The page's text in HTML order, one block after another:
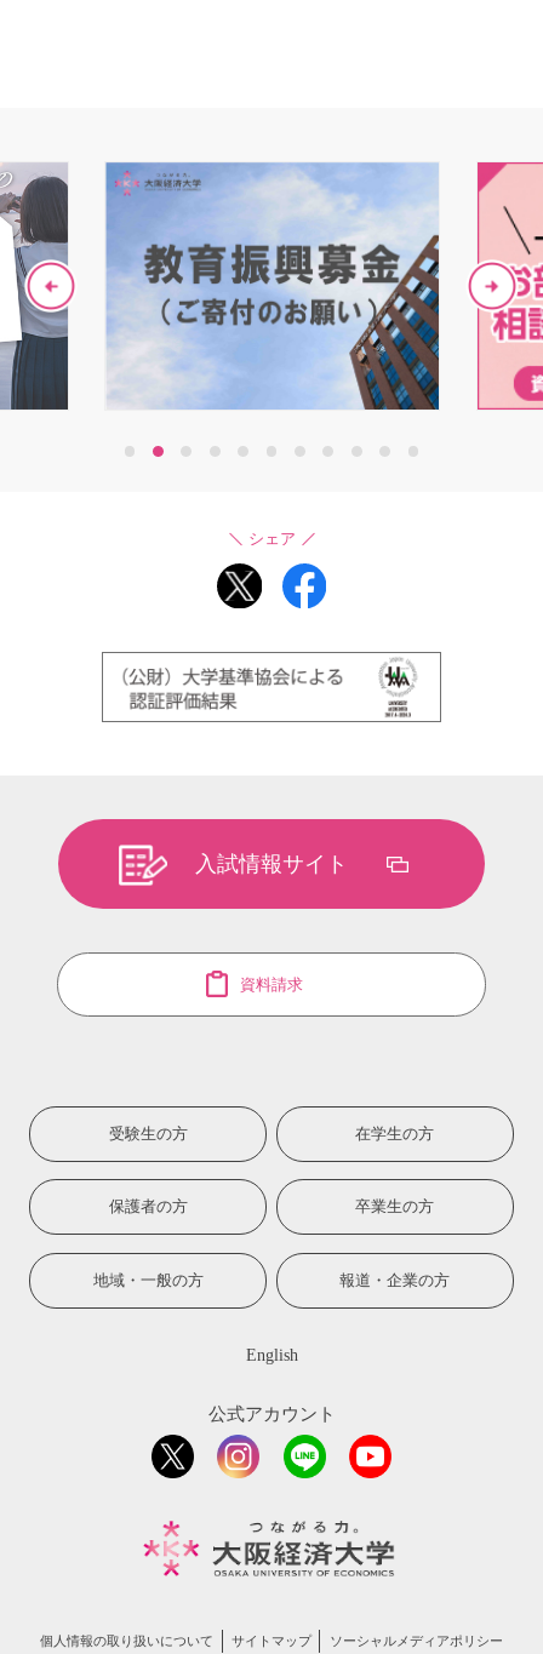
2 4 5 7 9
シェア
入試情報サイト
資料請求
受験生の方 在学生の方
保護者の方 卒業生の方
地域・一般の方 報道・企業の方
English
公式アカウント
個人情報の取り扱いについて サイトマップ ソーシャルメディアポリシー